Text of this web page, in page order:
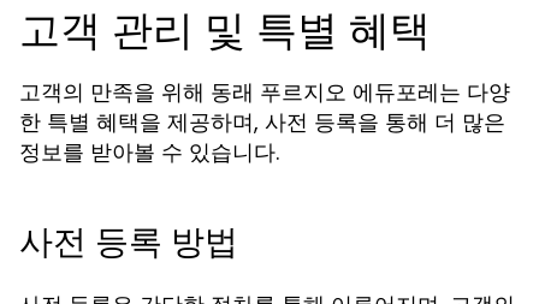
고객 관리 및 특별 혜택
고객의 만족을 위해 동래 푸르지오 에듀포레는 다양
한 특별 혜택을 제공하며, 사전 등록을 통해 더 많은
정보를 받아볼 수 있습니다.
사전 등록 방법